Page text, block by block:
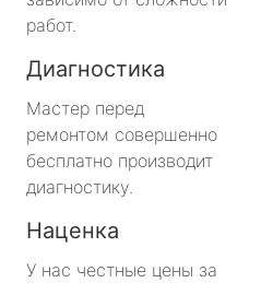
работ.
Диагностика
Мастер перед
ремонтом совершенно
бесплатно производит
диагностику.
Наценка
У нас честные цены за